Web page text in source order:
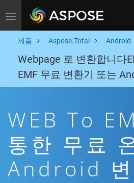
Toggle navigation
제품 Aspose.Total Android
Webpage 로 변환합니다
EMF 무료 변환기 또는
WEB To
통한 무료
Android 변